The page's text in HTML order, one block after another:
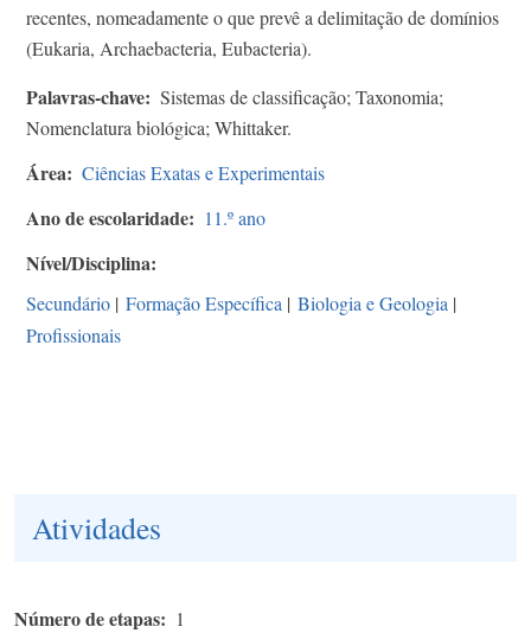
recentes, nomeadamente o que prevê a delimitação de domínios
(Eukaria, Archaebacteria, Eubacteria).
Palavras-chave
Sistemas de classificação; Taxonomia;
Nomenclatura biológica; Whittaker.
Área Ciências Exatas e Experimentais
Ano de escolaridade 11.º ano
Nível/Disciplina
Secundário | Formação Específica | Biologia e Geologia |
Profissionais
Atividades
Número de etapas 1